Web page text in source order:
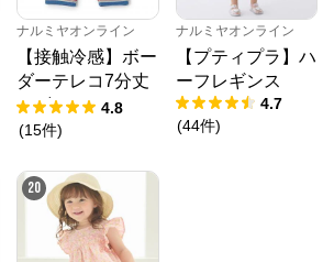
ナルミヤオンライン
【接触冷感】ボー
ダーテレコ7分丈
レギンス
4.8
(15件)
ナルミヤオンライン
【プティプラ】ハ
ーフレギンス
4.7
(44件)
20